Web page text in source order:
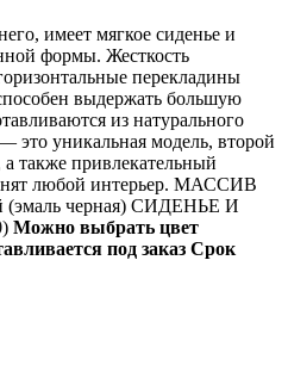
имеет мягкое сиденье и
формы. Жесткость
перекладины
выдержать большую
из натурального
это уникальная модель, второй
также привлекательный
любой интерьер. МАССИВ
черная) СИДЕНЬЕ И
Можно выбрать цвет
под заказ Срок